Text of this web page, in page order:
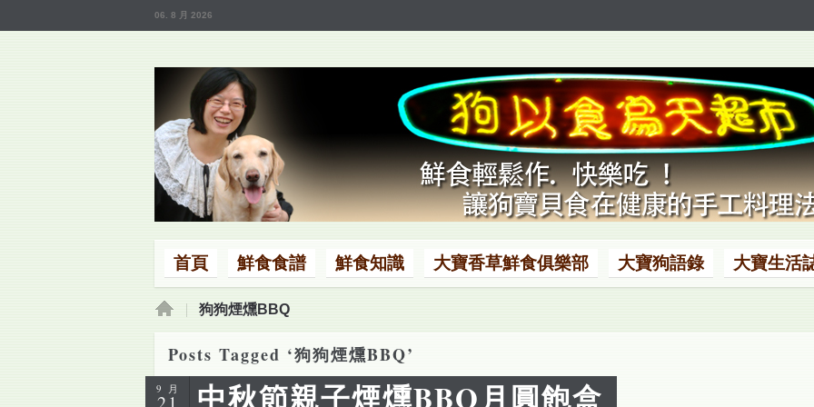
06. 8 月 2026
首頁 鮮食食譜 鮮食知識 大寶香草鮮食俱樂部 大寶狗語錄 大寶生活
狗狗煙燻BBQ
Posts Tagged ‘狗狗煙燻BBQ’
9 月 中秋節親子煙燻BBQ月圓飽盒